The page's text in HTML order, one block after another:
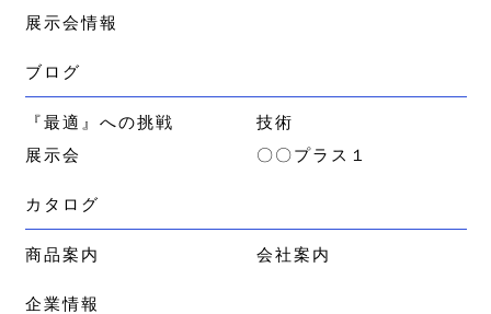
展示会情報
ブログ
『最適』への挑戦
技術
展示会
〇〇プラス１
カタログ
商品案内 会社案内
企業情報